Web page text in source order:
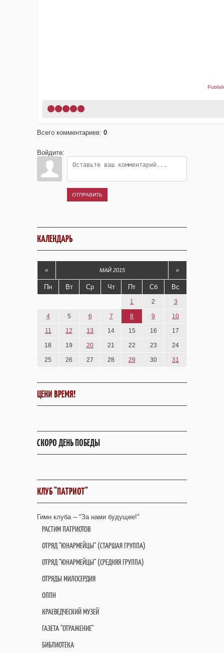
1 2 3 4
Всего комментариев: 0
Войдите:
ОТПРАВИТЬ
КАЛЕНДАРЬ
« МАЙ 2015 »
Пн Вт Ср Чт Пт Сб Вс
1 2 3
4 5 6 7 8 9 10
11 12 13 14 15 16 17
18 19 20 21 22 23 24
25 26 27 28 29 30 31
ЦЕНИ ВРЕМЯ!
СКОРО ДЕНЬ ПОБЕДЫ
КЛУБ "ПАТРИОТ"
Гимн клуба -- "За нами будущее!"
РАСТИМ ПАТРИОТОВ
ОТРЯД "ЮНАРМЕЙЦЫ" (СТАРШАЯ ГРУППА)
ОТРЯД "ЮНАРМЕЙЦЫ" (СРЕДНЯЯ ГРУППА)
ОТРЯДЫ МИЛОСЕРДИЯ
ОППН
КРАЕВЕДЧЕСКИЙ МУЗЕЙ
ГАЗЕТА "ОТРАЖЕНИЕ"
БИБЛИОТЕКА